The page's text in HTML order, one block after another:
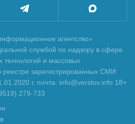
агентство»
службой по надзору в сфере
и массовых
реестре зарегистрированных СМИ:
г. почта: info@verstov.info 18+
279-733